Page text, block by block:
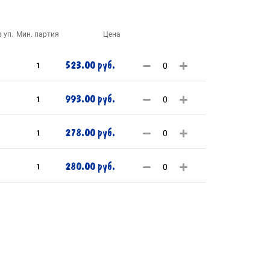
уп. Мин. партия Цена
1 523.00 руб.
1 993.00 руб.
1 278.00 руб.
1 280.00 руб.